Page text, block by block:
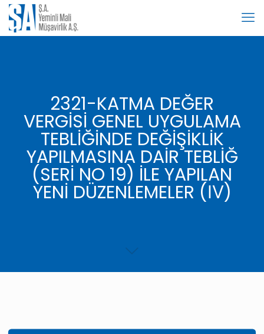
2321-KATMA DEĞER
VERGİSİ GENEL UYGULAMA
TEBLİĞİNDE DEĞİŞİKLİK
YAPILMASINA DAİR TEBLİĞ
(SERİ NO 19) İLE YAPILAN
YENİ DÜZENLEMELER (Ⅳ)